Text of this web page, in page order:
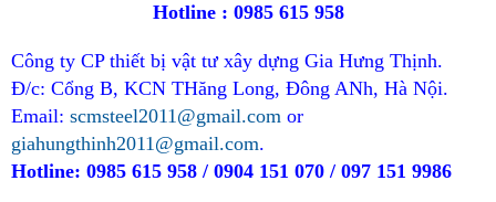
Hotline : 0985 615 958
Công ty CP thiết bị vật tư xây dựng Gia Hưng Thịnh.
Đ/c: Cổng B, KCN THăng Long, Đông ANh, Hà Nội.
Email: scmsteel2011@gmail.com or
giahungthinh2011@gmail.com.
Hotline: 0985 615 958 / 0904 151 070 / 097 151 9986